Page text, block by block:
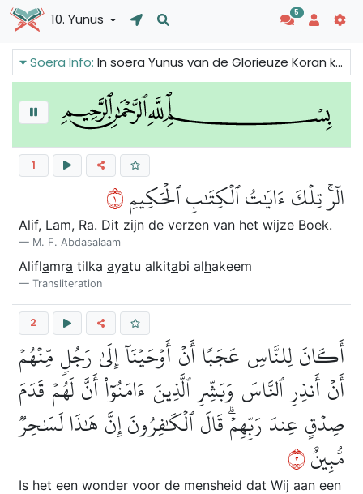
10. Yunus 5
Soera Info:In soera Yunus van de Glorieuze Koran kunnen we lezen dat de Koran het Boek van wijsheid is aangezien het tekenen van de Alwijze bevat. In soera Yunus wordt de men ook uitgedaagd: creëer een soera zoals de koran als je kunt!
1
الٓرۚ تِلۡكَ ءَايَٰتُ ٱلۡكِتَٰبِ ٱلۡحَكِيمِ١
Alif, Lam, Ra. Dit zijn de verzen van het wijze Boek.
M. F. Abdasalaam
Aliflamra tilka ayatu alkitabi alhakeem
Transliteration
2
أَكَانَ لِلنَّاسِ عَجَبًا أَنۡ أَوۡحَيۡنَآ إِلَىٰ رَجُلٖ مِّنۡهُمۡ
أَنۡ أَنذِرِ ٱلنَّاسَ وَبَشِّرِ ٱلَّذِينَ ءَامَنُوٓاْ أَنَّ لَهُمۡ قَدَمَ
صِدۡقٍ عِندَ رَبِّهِمۡۗ قَالَ ٱلۡكَٰفِرُونَ إِنَّ هَٰذَا لَسَٰحِرٞ
مُّبِينٌ٢
Is het een wonder voor de mensheid dat Wij aan een